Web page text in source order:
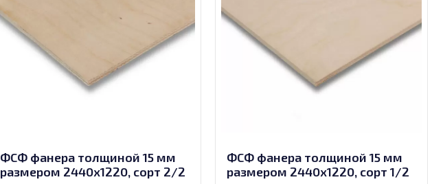
ФСФ фанера толщиной 15 мм
размером 2440х1220, сорт 2/2
ФСФ фанера толщиной 15 мм
размером 2440х1220, сорт 1/2